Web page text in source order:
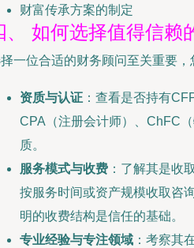
财富传承方案的制定
、 如何选择值得信赖
一位合适的财务顾问至关重要，
资质与认证 ：查看是否持有
CPA（注册会计师）、ChFC
质。
服务模式与收费 ：了解其是收
按服务时间或资产规模收取咨
明的收费结构是信任的基础。
专业经验与专注领域 ：考察其